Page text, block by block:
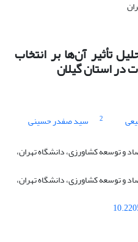
تأثیر آن‌ها بر انتخاب
در استان گیلان
2 سید صفدر حسینی
و توسعه کشاورزی، دانشگاه تهران،
و توسعه کشاورزی، دانشگاه تهران،